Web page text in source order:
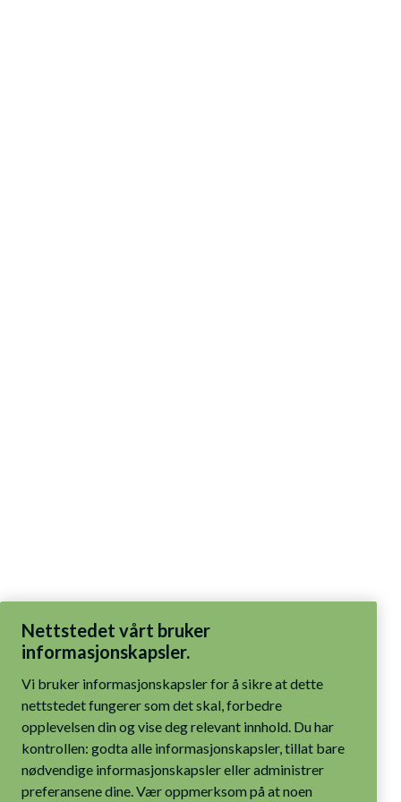
Nettstedet vårt bruker
informasjonskapsler.
nettstedet fungerer som det skal, forbedre
opplevelsen din og vise deg relevant innhold. Du har
kontrollen: godta alle informasjonskapsler, tillat bare
nødvendige informasjonskapsler eller administrer
preferansene dine. Vær oppmerksom på at noen